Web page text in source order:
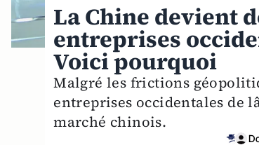
La Chine devient
entreprises
Voici pourquoi
Malgré les frictions
entreprises occidentales de
marché chinois.